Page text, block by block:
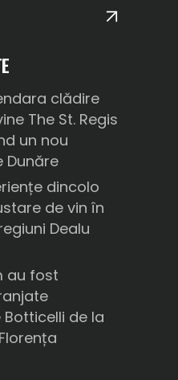
clădire
The St. Regis
un nou
Dunăre
dincolo
de vin în
Dealu
au fost
de la